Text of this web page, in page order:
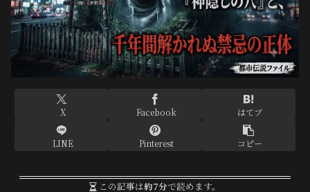
X Facebook はてブ
LINE Pinterest コピー
この記事は約7分で読めます。